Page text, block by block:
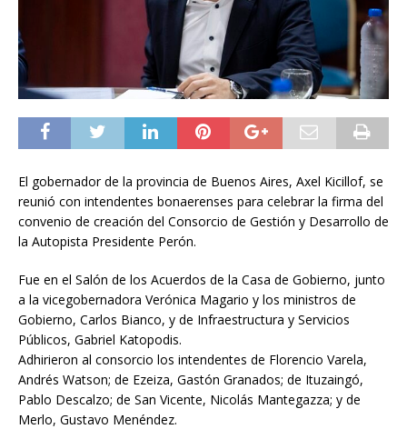
El gobernador de la provincia de Buenos Aires, Axel Kicillof, se
reunió con intendentes bonaerenses para celebrar la firma del
convenio de creación del Consorcio de Gestión y Desarrollo de
la Autopista Presidente Perón.
Fue en el Salón de los Acuerdos de la Casa de Gobierno, junto
a la vicegobernadora Verónica Magario y los ministros de
Gobierno, Carlos Bianco, y de Infraestructura y Servicios
Públicos, Gabriel Katopodis.
Adhirieron al consorcio los intendentes de Florencio Varela,
Andrés Watson; de Ezeiza, Gastón Granados; de Ituzaingó,
Pablo Descalzo; de San Vicente, Nicolás Mantegazza; y de
Merlo, Gustavo Menéndez.